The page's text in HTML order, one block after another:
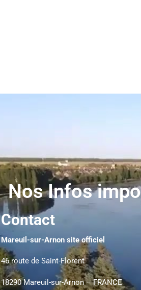
Nos Infos
Contact
Mareuil-sur-Arnon site officiel
46 route de Saint-Florent
18290 Mareuil-sur-Arnon – FRANCE